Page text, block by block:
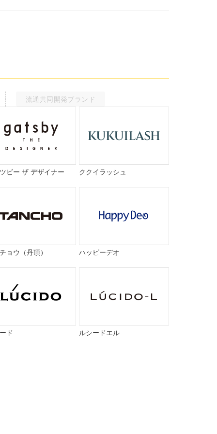
流通共同開発ブランド
ビー ザ デザイナー ククイラッシュ
ョウ（丹頂） ハッピーデオ
ド ルシードエル